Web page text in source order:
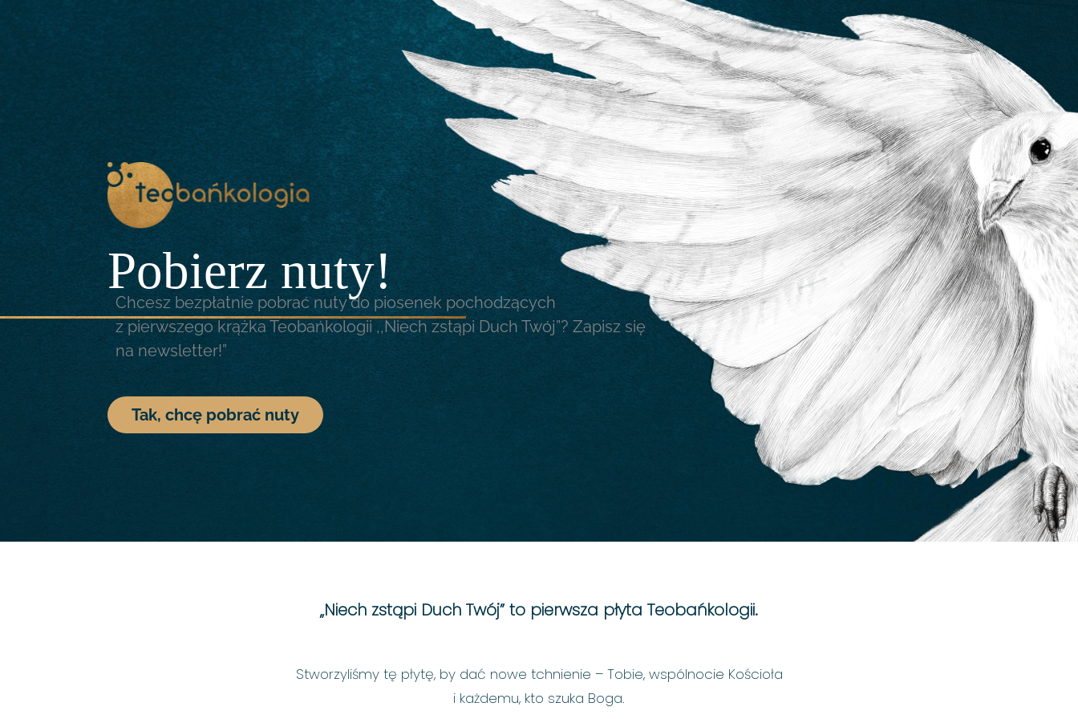
Pobierz nuty!
Chcesz bezpłatnie pobrać nuty do piosenek pochodzących
z pierwszego krążka Teobańkologii ,,Niech zstąpi Duch Twój”? Zapisz się
na newsletter!”
Tak, chcę pobrać nuty
„Niech zstąpi Duch Twój” to pierwsza płyta Teobańkologii.
Stworzyliśmy tę płytę, by dać nowe tchnienie – Tobie, wspólnocie Kościoła
i każdemu, kto szuka Boga.